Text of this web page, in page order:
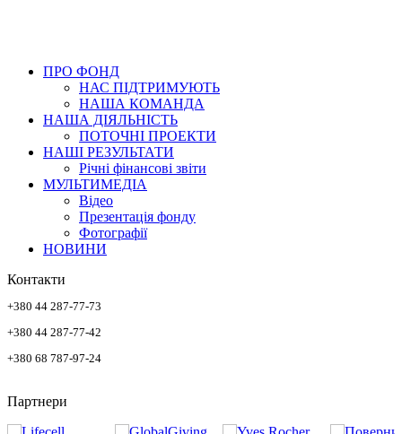
ПРО ФОНД
НАС ПІДТРИМУЮТЬ
НАША КОМАНДА
НАША ДІЯЛЬНІСТЬ
ПОТОЧНІ ПРОЕКТИ
НАШІ РЕЗУЛЬТАТИ
Річні фінансові звіти
МУЛЬТИМЕДІА
Відео
Презентація фонду
Фотографії
НОВИНИ
Контакти
+380 44 287-77-73
+380 44 287-77-42
+380 68 787-97-24
Партнери